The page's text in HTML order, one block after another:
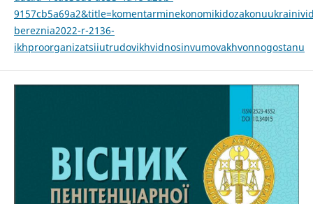
bereznia2022-r-2136-
ikhproorganizatsiiutrudovikhvidnosinvumovakhvonnogostanu